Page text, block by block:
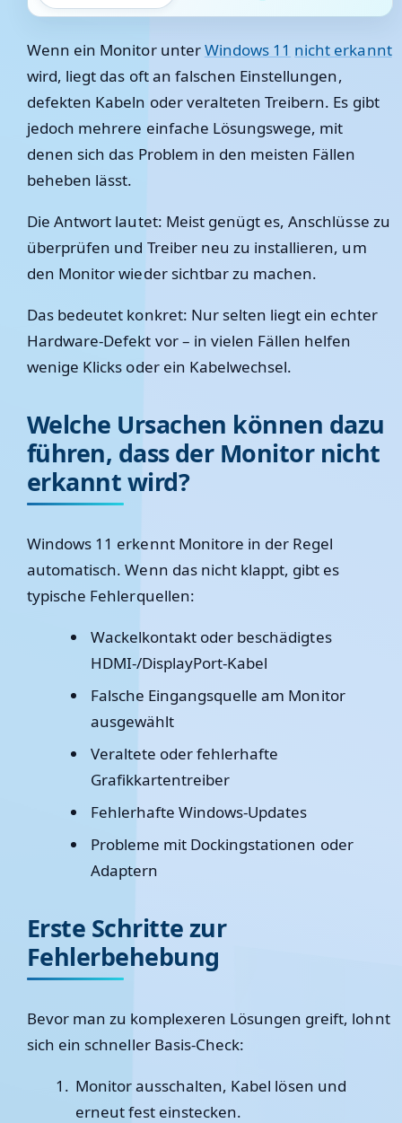
Wenn ein Monitor unterWindows 11 nicht erkannt
wird, liegt das oft an falschen Einstellungen,
defekten Kabeln oder veralteten Treibern. Es gibt
jedoch mehrere einfache Lösungswege, mit
denen sich das Problem in den meisten Fällen
beheben lässt.
Die Antwort lautet: Meist genügt es, Anschlüsse zu
überprüfen und Treiber neu zu installieren, um
den Monitor wieder sichtbar zu machen.
Das bedeutet konkret: Nur selten liegt ein echter
Hardware-Defekt vor – in vielen Fällen helfen
wenige Klicks oder ein Kabelwechsel.
Welche Ursachen können dazu
führen, dass der Monitor nicht
erkannt wird?
Windows 11 erkennt Monitore in der Regel
automatisch. Wenn das nicht klappt, gibt es
typische Fehlerquellen:
Wackelkontakt oder beschädigtes
HDMI-/DisplayPort-Kabel
Falsche Eingangsquelle am Monitor
ausgewählt
Veraltete oder fehlerhafte
Grafikkartentreiber
Fehlerhafte Windows-Updates
Probleme mit Dockingstationen oder
Adaptern
Erste Schritte zur
Fehlerbehebung
Bevor man zu komplexeren Lösungen greift, lohnt
sich ein schneller Basis-Check:
Monitor ausschalten, Kabel lösen und
erneut fest einstecken.